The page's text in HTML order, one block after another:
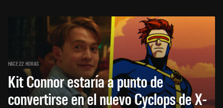
HACE 22 HORAS
Kit Connor estaría a punto de
convertirse en el nuevo Cyclops de X-